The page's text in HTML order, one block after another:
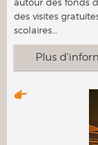
des visites
scolaires…
Plus